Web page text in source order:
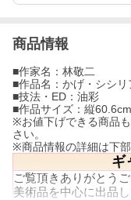
商品情報
■作家名：林敬二
■作品名：かげ・シシリ
■技法・ED：油彩
■作品サイズ：縦
※お値下げできる商品
さい。
※商品情報の詳細は下部
ギ
ご覧頂きありがとう
美術品を中心に出品し